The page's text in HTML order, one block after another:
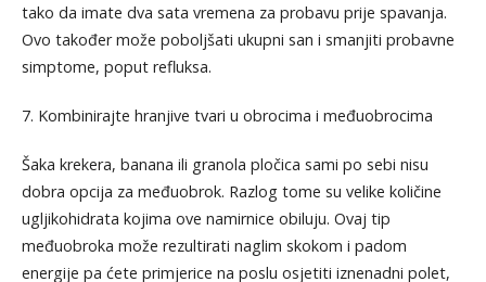
tako da imate dva sata vremena za probavu prije spavanja.
Ovo također može poboljšati ukupni san i smanjiti probavne
simptome, poput refluksa.
7. Kombinirajte hranjive tvari u obrocima i međuobrocima
Šaka krekera, banana ili granola pločica sami po sebi nisu
dobra opcija za međuobrok. Razlog tome su velike količine
ugljikohidrata kojima ove namirnice obiluju. Ovaj tip
međuobroka može rezultirati naglim skokom i padom
energije pa ćete primjerice na poslu osjetiti iznenadni polet,